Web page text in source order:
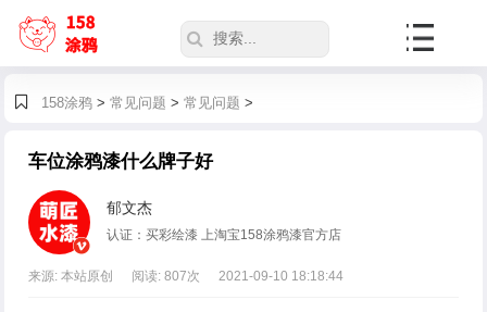
158涂鸦> 常见问题 > 常见问题 >
车位涂鸦漆什么牌子好
郁文杰
认证：买彩绘漆 上淘宝158涂鸦漆官方店
来源: 本站原创 阅读:807次 2021-09-10 18:18:44